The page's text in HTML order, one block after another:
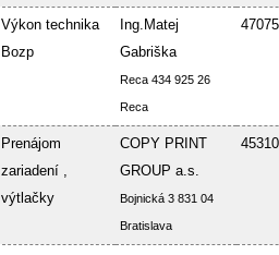
Výkon technika
Bozp
Ing.Matej
Gabriška
Reca 434 925 26
Reca
Prenájom
zariadení ,
výtlačky
COPY PRINT
GROUP a.s.
Bojnická 3 831 04
Bratislava